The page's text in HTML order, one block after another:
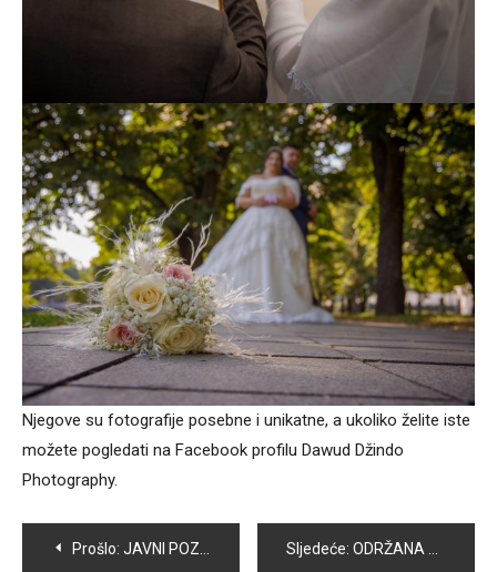
Njegove su fotografije posebne i unikatne, a ukoliko želite iste
možete pogledati na Facebook profilu Dawud Džindo
Photography.
Navigacija
Prošlo: JAVNI POZIV O PODNOŠENJU ZAHTJEVA ZA SUFINANSIRANJE TROŠKOVA KUPOVINE REPROMATERIJALA ZA PROLJETNU SJETVU Sljedeće: ODRŽANA 36. SJEDNICA OPĆINSKOG VIJEĆA VOGOŠĆA